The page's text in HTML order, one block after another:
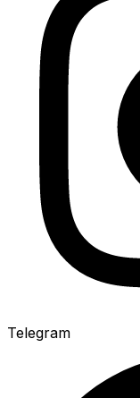
Telegram